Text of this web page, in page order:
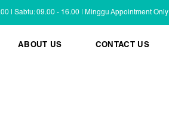
| Sabtu: 09.00 - 16.00 | Minggu Appointment Only
ABOUT US CONTACT US